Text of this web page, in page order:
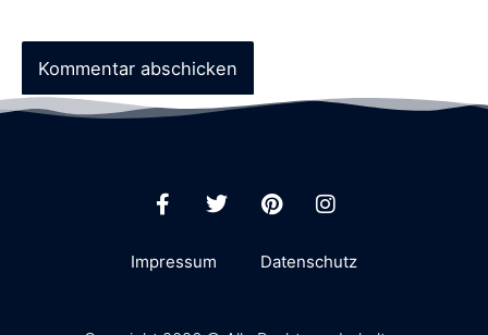
Impressum Datenschutz